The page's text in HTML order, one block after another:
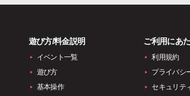
遊び方/料金説明
イベント一覧
遊び方
基本操作
ご利用にあ
利用規約
プライバシ
セキュリテ